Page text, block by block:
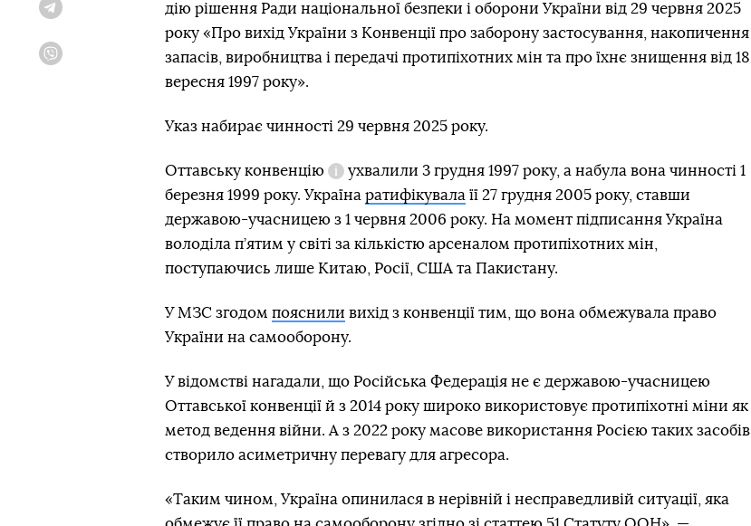
дію рішення Ради національної безпеки і оборони України від 29 червня 2025
року «Про вихід України з Конвенції про заборону застосування, накопичення
запасів, виробництва і передачі протипіхотних мін та про їхнє знищення від 18
вересня 1997 року».
Указ набирає чинності 29 червня 2025 року.
Оттавську конвенцію
Довідка
ухвалили 3 грудня 1997 року, а набула вона чинності 1
березня 1999 року. Україна ратифікувала її 27 грудня 2005 року, ставши
державою-учасницею з 1 червня 2006 року. На момент підписання Україна
володіла п’ятим у світі за кількістю арсеналом протипіхотних мін,
поступаючись лише Китаю, Росії, США та Пакистану.
У МЗС згодом пояснили вихід з конвенції тим, що вона обмежувала право
України на самооборону.
У відомстві нагадали, що Російська Федерація не є державою-учасницею
Оттавської конвенції й з 2014 року широко використовує протипіхотні міни як
метод ведення війни. А з 2022 року масове використання Росією таких засобів
створило асиметричну перевагу для агресора.
«Таким чином, Україна опинилася в нерівній і несправедливій ситуації, яка